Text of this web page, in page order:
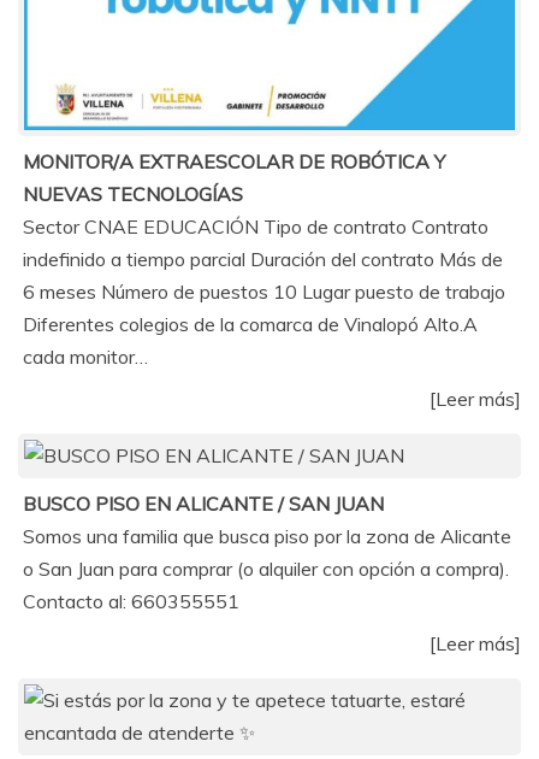
MONITOR/A EXTRAESCOLAR DE ROBÓTICA Y
NUEVAS TECNOLOGÍAS
Sector CNAE EDUCACIÓN Tipo de contrato Contrato
indefinido a tiempo parcial Duración del contrato Más de
6 meses Número de puestos 10 Lugar puesto de trabajo
Diferentes colegios de la comarca de Vinalopó Alto.A
cada monitor…
[Leer más]
BUSCO PISO EN ALICANTE / SAN JUAN
Somos una familia que busca piso por la zona de Alicante
o San Juan para comprar (o alquiler con opción a compra).
Contacto al: 660355551
[Leer más]